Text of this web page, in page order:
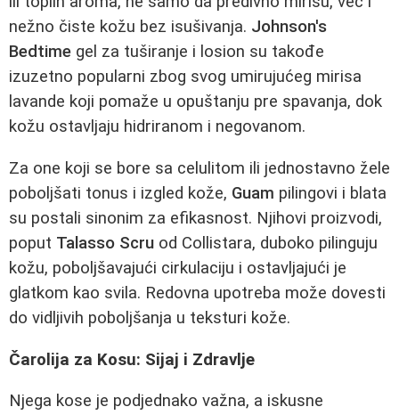
nežno čiste kožu bez isušivanja. Johnson's
Bedtime gel za tuširanje i losion su takođe
izuzetno popularni zbog svog umirujućeg mirisa
lavande koji pomaže u opuštanju pre spavanja, dok
kožu ostavljaju hidriranom i negovanom.
Za one koji se bore sa celulitom ili jednostavno žele
poboljšati tonus i izgled kože, Guam pilingovi i blata
su postali sinonim za efikasnost. Njihovi proizvodi,
poput Talasso Scru od Collistara, duboko pilinguju
kožu, poboljšavajući cirkulaciju i ostavljajući je
glatkom kao svila. Redovna upotreba može dovesti
do vidljivih poboljšanja u teksturi kože.
Čarolija za Kosu: Sijaj i Zdravlje
Njega kose je podjednako važna, a iskusne